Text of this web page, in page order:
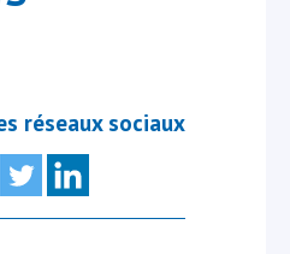
réseaux sociaux